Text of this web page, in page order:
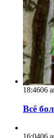
18:4606
Всё
16:0406